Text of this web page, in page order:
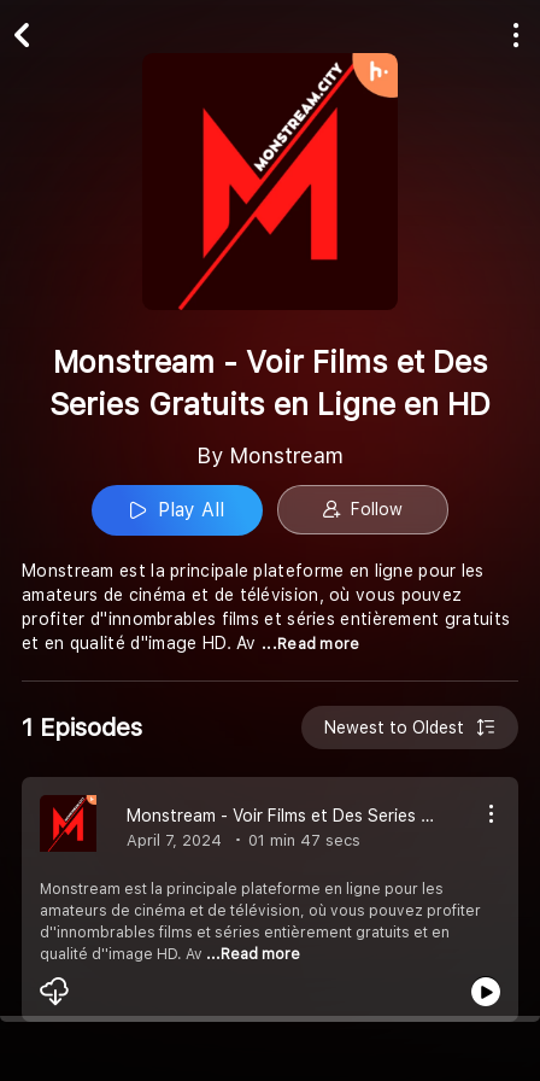
Monstream - Voir Films et Des
Series Gratuits en Ligne en HD
By Monstream
Play All Follow
Monstream est la principale plateforme en ligne pour les
amateurs de cinéma et de télévision, où vous pouvez
profiter d''innombrables films et séries entièrement gratuits
et en qualité d''image HD. Av ...Read more
1 Episodes Newest to Oldest
Monstream - Voir Films et Des Series Gratuits en Ligne en HD
April 7, 2024 01 min 47 secs
Monstream est la principale plateforme en ligne pour les
amateurs de cinéma et de télévision, où vous pouvez profiter
d''innombrables films et séries entièrement gratuits et en
qualité d''image HD. Av ...Read more